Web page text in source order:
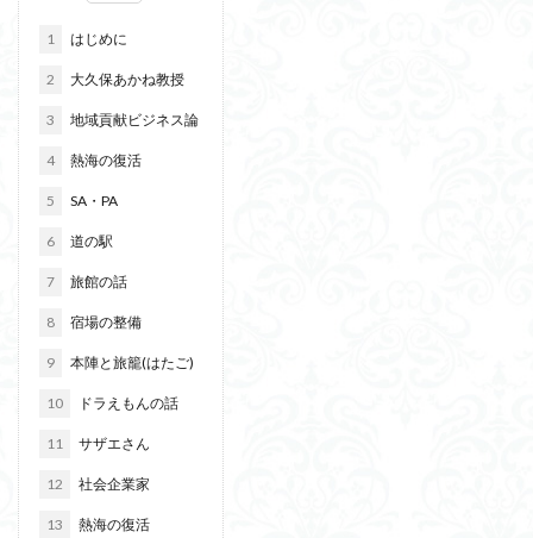
1 はじめに
2 大久保あかね教授
3 地域貢献ビジネス論
4 熱海の復活
5 SA・PA
6 道の駅
7 旅館の話
8 宿場の整備
9 本陣と旅籠(はたご)
10 ドラえもんの話
11 サザエさん
12 社会企業家
13 熱海の復活